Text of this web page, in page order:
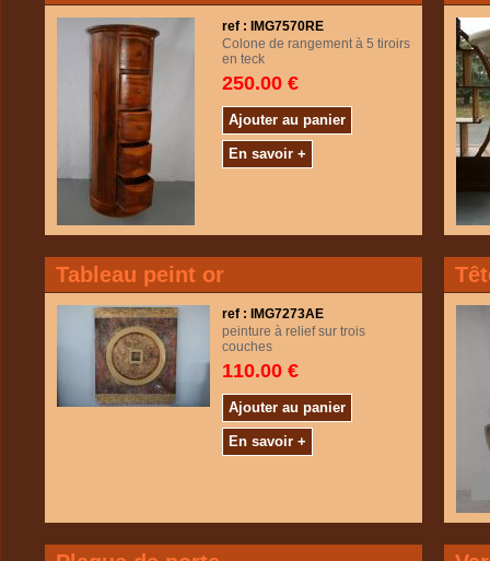
ref : IMG7570RE
Colone de rangement à 5 tiroirs
en teck
250.00 €
Ajouter au panier
En savoir +
Tableau peint or
ref : IMG7273AE
peinture à relief sur trois
couches
110.00 €
Ajouter au panier
En savoir +